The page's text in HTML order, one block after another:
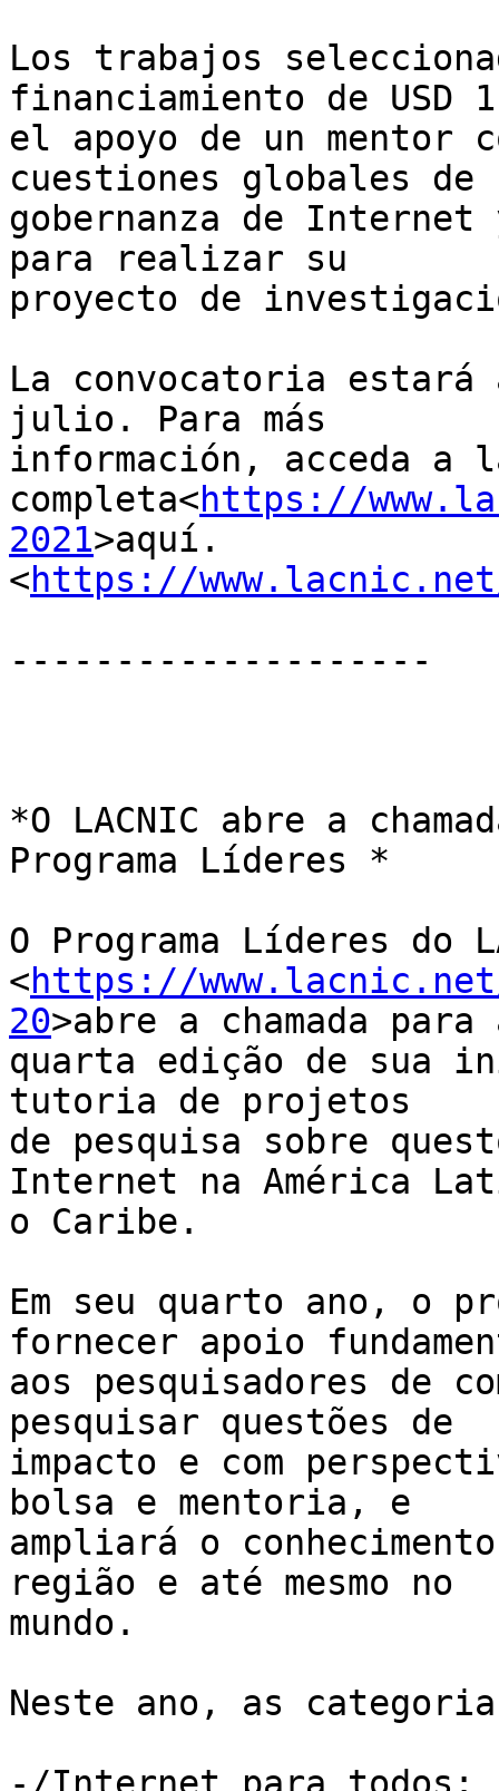
Los trabajos
financiamiento de USD
el apoyo de un mentor
cuestiones globales de
gobernanza de
para realizar su
proyecto de
La convocatoria
julio. Para más
información, acceda a
completa<https://
2021>aquí.
<https://
--------------------
*O LACNIC abre a
Programa Líderes *
O Programa Líderes do
<https://
20>abre a chamada
quarta edição de sua
tutoria de projetos
de pesquisa sobre
Internet na América
o Caribe.
Em seu quarto ano, o
fornecer apoio
aos pesquisadores de
pesquisar questões de
impacto e com
bolsa e mentoria, e
ampliará o
região e até mesmo no
mundo.
Neste ano, as